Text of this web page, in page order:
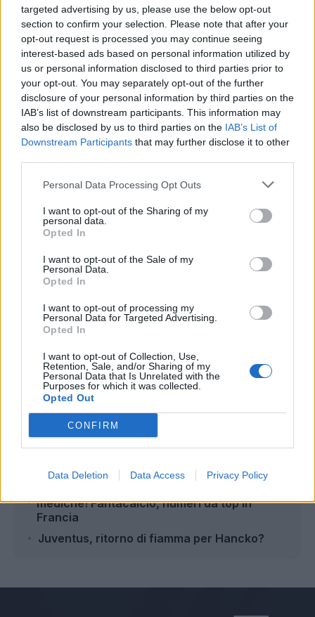
targeted advertising by us, please use the below opt-out
section to confirm your selection. Please note that after your
opt-out request is processed you may continue seeing
interest-based ads based on personal information utilized by
us or personal information disclosed to third parties prior to
your opt-out. You may separately opt-out of the further
disclosure of your personal information by third parties on the
IAB’s list of downstream participants. This information may
also be disclosed by us to third parties on the IAB’s List of
Downstream Participants that may further disclose it to other
Personal Data Processing Opt Outs
I want to opt-out of the Sharing of my
personal data.
Opted In
I want to opt-out of the Sale of my
Personal Data.
Opted In
I want to opt-out of processing my
Personal Data for Targeted Advertising.
Opted In
I want to opt-out of Collection, Use,
Retention, Sale, and/or Sharing of my
Personal Data that Is Unrelated with the
Purposes for which it was collected.
Opted Out
CONFIRM
Data Deletion Data Access Privacy Policy
Un'altra possibile opzione potrebbe essere il
rinnovo-ponte per una sola stagione, così da
consentire al club di spalmare l'ingaggio (12.5
milioni netti l'anno) e a Vlahovic di giocare con
maggior continuità in prestito, visto che nel 2026
ci sono i Mondiali.
Autore
Gianmarco Della Ragione
Leggi anche...
situazione
mediche! Fantacalcio, numeri da top in
Francia
Juventus, ritorno di fiamma per Hancko?